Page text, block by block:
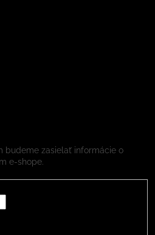
budeme zasielať informácie o
e-shope.